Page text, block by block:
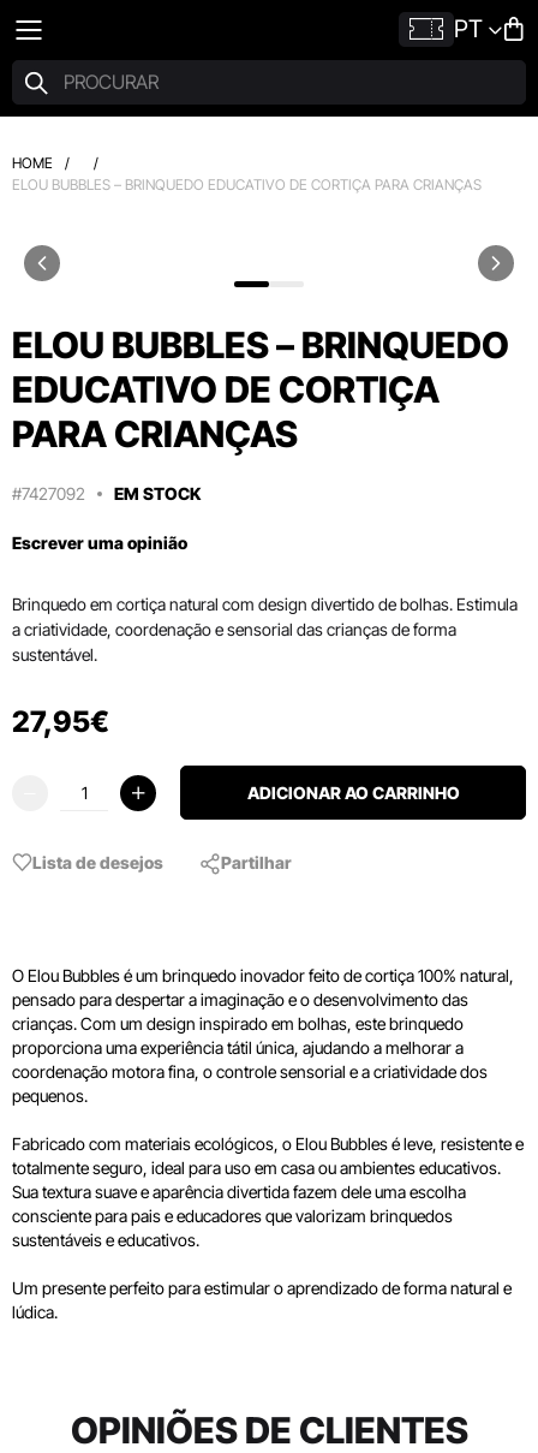
PT
HOME /
/
ELOU BUBBLES – BRINQUEDO EDUCATIVO DE CORTIÇA PARA CRIANÇAS
ELOU BUBBLES – BRINQUEDO
EDUCATIVO DE CORTIÇA
PARA CRIANÇAS
#7427092 EM STOCK
Escrever uma opinião
Brinquedo em cortiça natural com design divertido de bolhas. Estimula
a criatividade, coordenação e sensorial das crianças de forma
sustentável.
27,95€
ADICIONAR AO CARRINHO
Lista de desejos Partilhar
O Elou Bubbles é um brinquedo inovador feito de cortiça 100% natural,
pensado para despertar a imaginação e o desenvolvimento das
crianças. Com um design inspirado em bolhas, este brinquedo
proporciona uma experiência tátil única, ajudando a melhorar a
coordenação motora fina, o controle sensorial e a criatividade dos
pequenos.
Fabricado com materiais ecológicos, o Elou Bubbles é leve, resistente e
totalmente seguro, ideal para uso em casa ou ambientes educativos.
Sua textura suave e aparência divertida fazem dele uma escolha
consciente para pais e educadores que valorizam brinquedos
sustentáveis e educativos.
Um presente perfeito para estimular o aprendizado de forma natural e
lúdica.
OPINIÕES DE CLIENTES